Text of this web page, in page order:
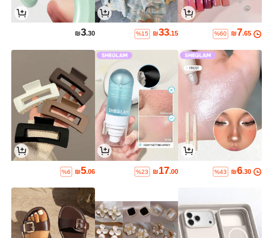
₪7.65
%60
₪33.15
%15
₪3.30
₪6.30
%43
₪17.00
%23
₪5.06
%6